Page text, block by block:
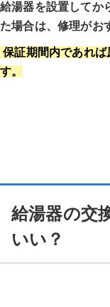
給湯器を設置してか
た場合は、修理がお
保証期間内であれ
す。
給湯器の交
いい？